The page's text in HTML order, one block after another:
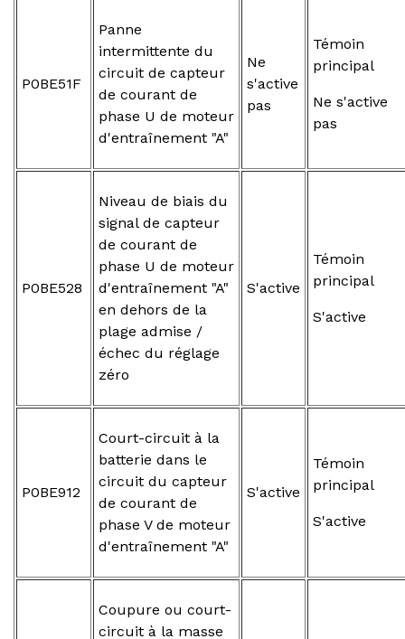
P0BE51F
Panne
intermittente du
circuit de capteur
de courant de
phase U de moteur
d'entraînement "A"
Ne
s'active
pas
Témoin
principal
Ne s'active
pas
P0BE528
Niveau de biais du
signal de capteur
de courant de
phase U de moteur
d'entraînement "A"
en dehors de la
plage admise /
échec du réglage
zéro
S'active
Témoin
principal
S'active
P0BE912
Court-circuit à la
batterie dans le
circuit du capteur
de courant de
phase V de moteur
d'entraînement "A"
S'active
Témoin
principal
S'active
Coupure ou court-
circuit à la masse